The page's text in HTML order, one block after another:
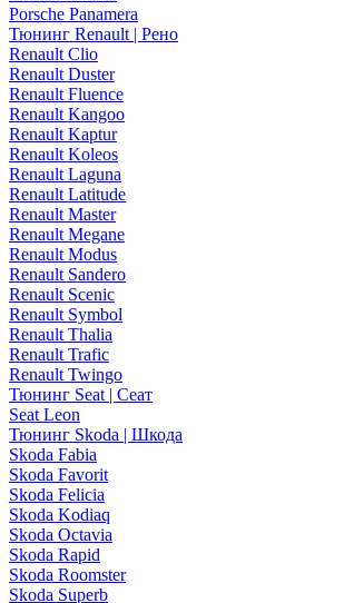
Porsche Panamera
Тюнинг Renault | Рено
Renault Clio
Renault Duster
Renault Fluence
Renault Kangoo
Renault Kaptur
Renault Koleos
Renault Laguna
Renault Latitude
Renault Master
Renault Megane
Renault Modus
Renault Sandero
Renault Scenic
Renault Symbol
Renault Thalia
Renault Trafic
Renault Twingo
Тюнинг Seat | Сеат
Seat Leon
Тюнинг Skoda | Шкода
Skoda Fabia
Skoda Favorit
Skoda Felicia
Skoda Kodiaq
Skoda Octavia
Skoda Rapid
Skoda Roomster
Skoda Superb